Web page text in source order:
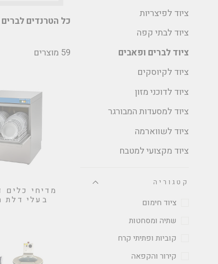
ציוד לפיצריות
ציוד לבתי קפה
ציוד לברים ופאבים
ציוד לקיוסקים
ציוד לדוכני מזון
ציוד למסעדות המבורגר
ציוד לשווארמה
ציוד מקצועי למטבח
קטגוריה
ציוד חימום
שתיה ומסחטות
קוביות ופתיתי קרח
קירור והקפאה
כל הטרנדים
59 מוצרים
מדיחי כלים
בעלי דלת